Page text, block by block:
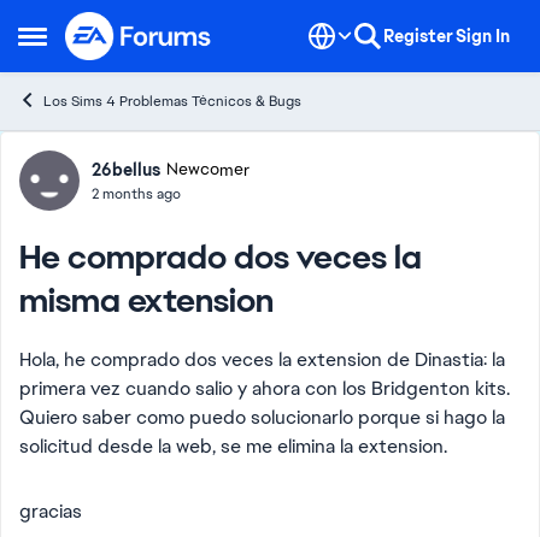
Open Side Menu
Skip to content RegisterSign In
Los Sims 4 Problemas Técnicos & Bugs
Forum Discussion
26bellus Newcomer
2 months ago
He comprado dos veces la
misma extension
Hola, he comprado dos veces la extension de Dinastia: la
primera vez cuando salio y ahora con los Bridgenton kits.
Quiero saber como puedo solucionarlo porque si hago la
solicitud desde la web, se me elimina la extension.
gracias